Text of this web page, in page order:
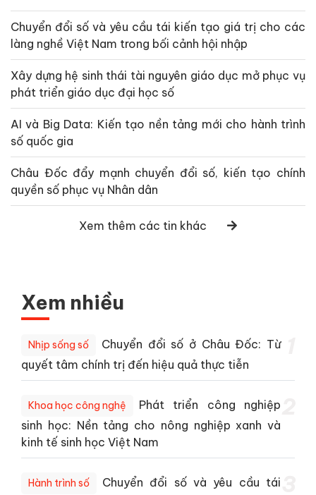
Chuyển đổi số và yêu cầu tái kiến tạo giá trị cho các
làng nghề Việt Nam trong bối cảnh hội nhập
Xây dựng hệ sinh thái tài nguyên giáo dục mở phục vụ
phát triển giáo dục đại học số
AI và Big Data: Kiến tạo nền tảng mới cho hành trình
số quốc gia
Châu Đốc đẩy mạnh chuyển đổi số, kiến tạo chính
quyền số phục vụ Nhân dân
Xem thêm các tin khác
Xem nhiều
Nhịp sống số
Chuyển đổi số ở Châu Đốc: Từ
quyết tâm chính trị đến hiệu quả thực tiễn
Khoa học công nghệ
Phát triển công nghiệp
sinh học: Nền tảng cho nông nghiệp xanh và
kinh tế sinh học Việt Nam
Hành trình số
Chuyển đổi số và yêu cầu tái